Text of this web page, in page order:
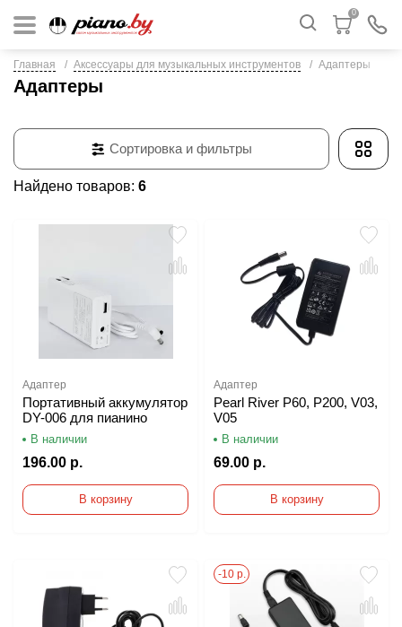
0
Главная Аксессуары для музыкальных инструментов Адаптеры
Адаптеры
Найдено товаров: 6
Сортировка и фильтры
Адаптер
Портативный аккумулятор
DY-006 для пианино
В наличии
196.00 р.
В корзину
Адаптер
Pearl River Р60, Р200, V03,
V05
В наличии
69.00 р.
В корзину
-10 р.